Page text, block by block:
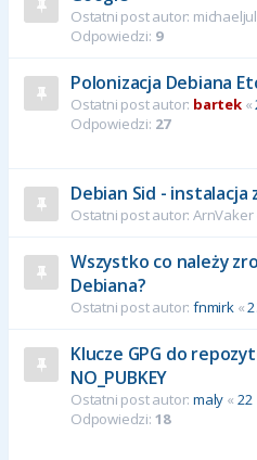
Ostatni post autor:
Odpowiedzi: 9
Polonizacja Debiana
Ostatni post autor: bartek«
Odpowiedzi: 27
Debian Sid - instalacja
Ostatni post autor:ArnVaker
Wszystko co należy
Debiana?
Ostatni post autor: fnmirk«
Klucze GPG do
NO_PUBKEY
Ostatni post autor: maly « 22
Odpowiedzi: 18